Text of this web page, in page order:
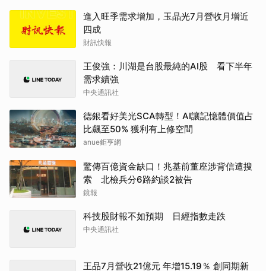
進入旺季需求增加，玉晶光7月營收月增近
四成
財訊快報
王俊強：川湖是台股最純的AI股 看下半年
需求續強
中央通訊社
德銀看好美光SCA轉型！AI讓記憶體價值占
比飆至50% 獲利有上修空間
anue鉅亨網
驚傳百億資金缺口！兆基前董座涉背信遭搜
索 北檢兵分6路約談2被告
鏡報
科技股財報不如預期 日經指數走跌
中央通訊社
王品7月營收21億元 年增15.19％ 創同期新